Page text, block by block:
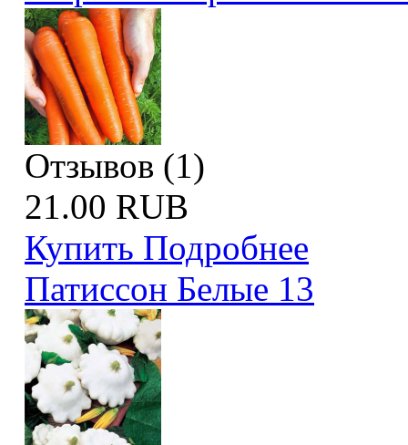
Отзывов (1)
21.00 RUB
Купить Подробнее
Патиссон Белые 13